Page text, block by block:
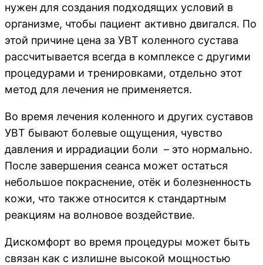
нужен для создания подходящих условий в
организме, чтобы пациент активно двигался. По
этой причине цена за УВТ коленного сустава
рассчитывается всегда в комплексе с другими
процедурами и тренировками, отдельно этот
метод для лечения не применяется.
Во время лечения коленного и других суставов
УВТ бывают болевые ощущения, чувство
давления и иррадиации боли – это нормально.
После завершения сеанса может остаться
небольшое покраснение, отёк и болезненность
кожи, что также относится к стандартным
реакциям на волновое воздействие.
Дискомфорт во время процедуры может быть
связан как с излишне высокой мощностью